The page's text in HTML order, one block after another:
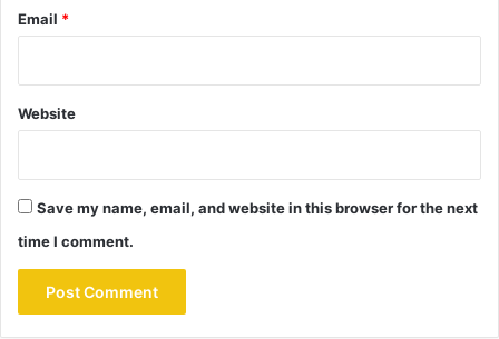
Email *
Website
Save my name, email, and website in this browser for the next
time I comment.